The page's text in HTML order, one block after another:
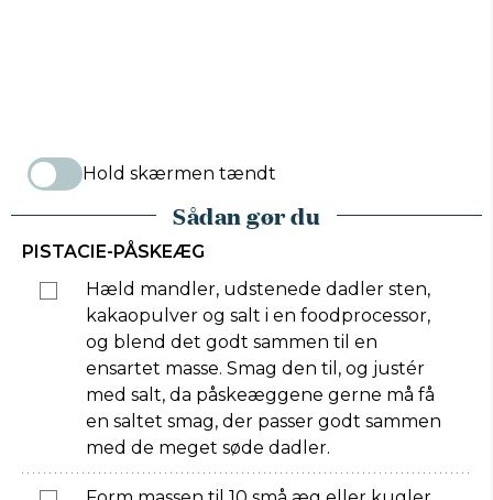
Hold skærmen tændt
Sådan gør du
PISTACIE-PÅSKEÆG
Hæld mandler, udstenede dadler sten,
kakaopulver og salt i en foodprocessor,
og blend det godt sammen til en
ensartet masse. Smag den til, og justér
med salt, da påskeæggene gerne må få
en saltet smag, der passer godt sammen
med de meget søde dadler.